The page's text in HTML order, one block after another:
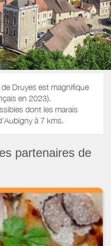
Druyes est magnifique
en 2023).
dont les marais
à 7 kms.
partenaires de